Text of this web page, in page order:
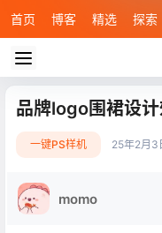
首页 博客 精选 探索
品牌logo围裙设
一键PS样机 25年2月3
momo